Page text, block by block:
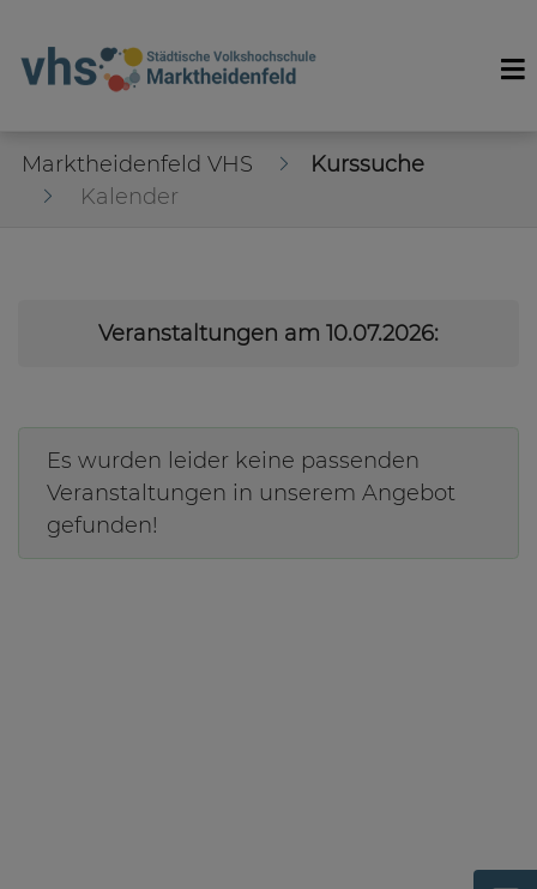
Marktheidenfeld VHS
Kurssuche
Kalender
Veranstaltungen am 10.07.2026:
Es wurden leider keine passenden
Veranstaltungen in unserem Angebot
gefunden!